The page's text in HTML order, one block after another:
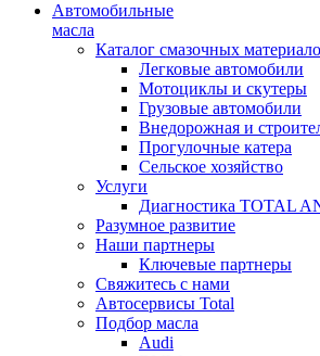
Автомобильные
масла
Каталог смазочных
Легковые автомобили
Мотоциклы и скутеры
Грузовые автомобили
Внедорожная и
Прогулочные катера
Сельское хозяйство
Услуги
Диагностика TOTAL
Разумное развитие
Наши партнеры
Ключевые партнеры
Свяжитесь с нами
Автосервисы Total
Подбор масла
Audi